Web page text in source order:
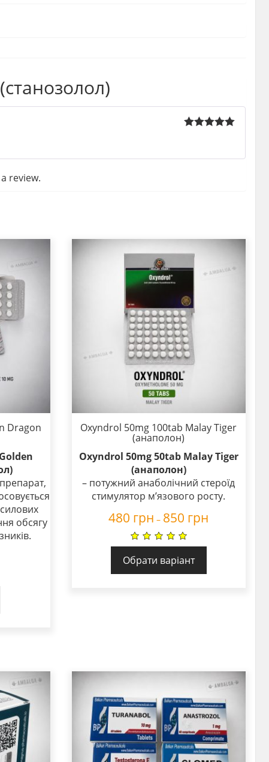
review.
Dragon
обсягу
Oxyndrol 50mg 100tab Malay Tiger
(анаполон)
Oxyndrol 50mg 50tab Malay Tiger
(анаполон)
– потужний анаболічний стероїд
стимулятор м’язового росту.
480 грн – 850 грн
Обрати варіант